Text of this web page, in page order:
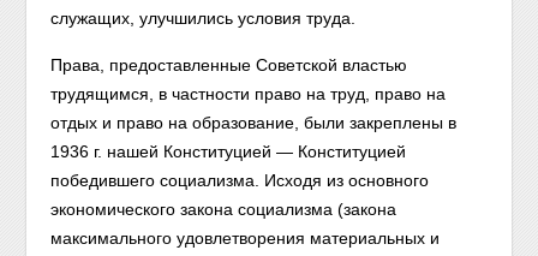
служащих, улучшились условия труда.
Права, предоставленные Советской властью
трудящимся, в частности право на труд, право на
отдых и право на образование, были закреплены в
1936 г. нашей Конституцией — Конституцией
победившего социализма. Исходя из основного
экономического закона социализма (закона
максимального удовлетворения материальных и